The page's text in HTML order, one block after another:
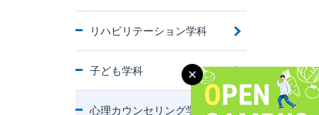
リハビリテーション学科
子ども学科
心理カウンセリング学科